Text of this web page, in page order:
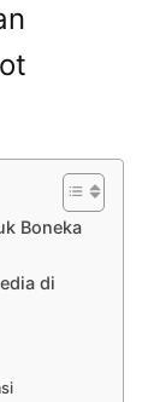
Boneka
di